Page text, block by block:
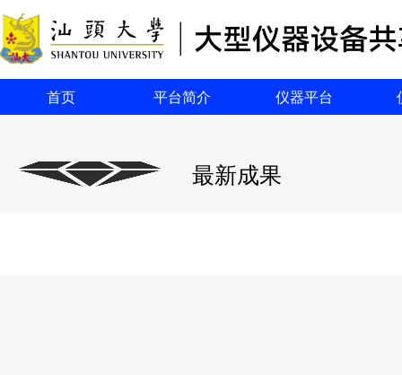
首页 平台简介 仪器平台
最新成果